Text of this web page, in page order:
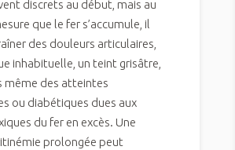
discrets au début, mais au
que le fer s’accumule, il
des douleurs articulaires,
inhabituelle, un teint grisâtre,
même des atteintes
ou diabétiques dues aux
du fer en excès. Une
prolongée peut